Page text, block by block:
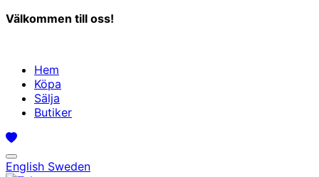
Välkommen till oss!
Hem
Köpa
Sälja
Butiker
English Sweden